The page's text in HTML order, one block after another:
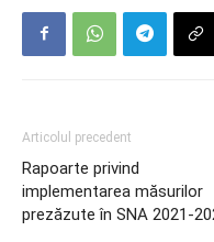
Articolul precedent
Rapoarte privind
implementarea măsurilor
prezăzute în SNA 2021-